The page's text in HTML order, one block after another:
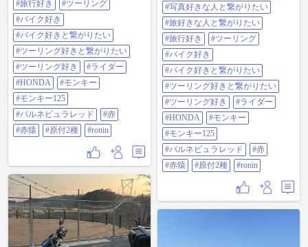
#旅行好き
#ツーリング
#バイク好き
#バイク好きと繋がりたい
#ツーリング好きと繋がりたい
#ツーリング好き
#ライダー
#HONDA
#モンキー
#モンキー125
#パルネビュラレッド
#赤
#赤猿
#原付2種 #ronin
しい景色#素晴らしい風景#美しい
景色#写真好きな人と繋がりたい#
旅好きな人と繋がりたい#旅行好き
#ツーリング#バイク好き#バイク好
きと繋がりたい#ツーリング好きと
繋がりたい#ツーリング好き#ライ
ダー#HONDA#モンキー#モンキー
125#パルネビュラレッド#赤#赤猿#
原付2種#ronin
#写真好きな人と繋がりたい
#旅好きな人と繋がりたい
#旅行好き
#ツーリング
#バイク好き
#バイク好きと繋がりたい
#ツーリング好きと繋がりたい
#ツーリング好き
#ライダー
#HONDA
#モンキー
#モンキー125
#パルネビュラレッド
#赤
#赤猿
#原付2種 #ronin